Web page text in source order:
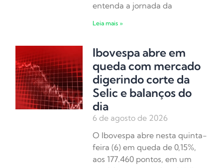
entenda a jornada da
Leia mais »
Ibovespa abre em
queda com mercado
digerindo corte da
Selic e balanços do
dia
6 de agosto de 2026
O Ibovespa abre nesta quinta-
feira (6) em queda de 0,15%,
aos 177.460 pontos, em um